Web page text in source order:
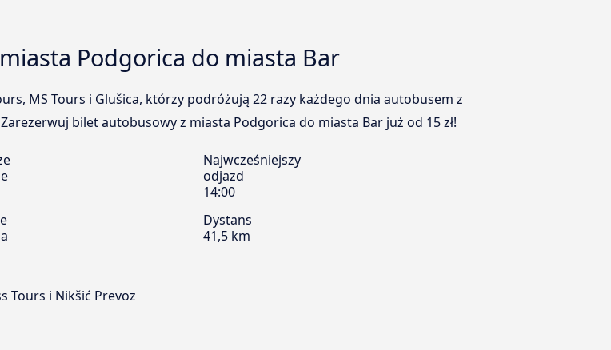
Podgorica do miasta Bar
MS Tours i Glušica, którzy podróżują 22 razy każdego dnia autobusem z
bilet autobusowy z miasta Podgorica do miasta Bar już od 15 zł!
Najwcześniejszy
odjazd
14:00
Dystans
41,5 km
Tours i Nikšić Prevoz